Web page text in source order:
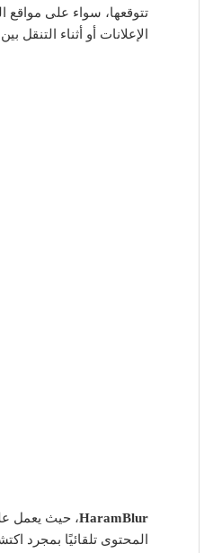
تتوقعها، سواء على مواقع
الإعلانات أو أثناء التنقل
HaramBlur، حيث يعمل
المحتوى تلقائيًا بمجرد